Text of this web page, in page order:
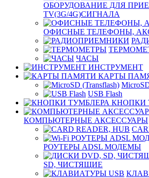
ОБОРУДОВАНИЕ ДЛЯ
TV(3G/4G)СИГНАЛА
ОФИСНЫЕ ТЕЛЕФОНЫ,
ЧАСЫ
ИНСТРУМЕНТ
КАРТЫ
USB Flash
КНОПКИ
КОМПЬЮТЕРНЫЕ АКСЕССУАРЫ
РОУТЕРЫ ADSL МОДЕМЫ
SD, ЧИСТЯЩИЕ